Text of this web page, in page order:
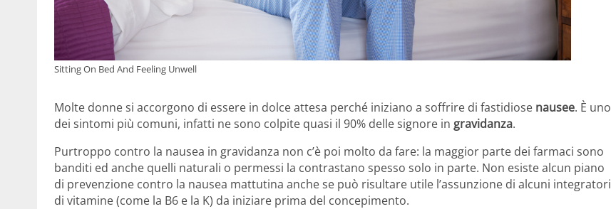
Sitting On Bed And Feeling Unwell
Molte donne si accorgono di essere in dolce attesa perché iniziano a soffrire di fastidiose nausee. È uno
dei sintomi più comuni, infatti ne sono colpite quasi il 90% delle signore in gravidanza.
Purtroppo contro la nausea in gravidanza non c’è poi molto da fare: la maggior parte dei farmaci sono
banditi ed anche quelli naturali o permessi la contrastano spesso solo in parte. Non esiste alcun piano
di prevenzione contro la nausea mattutina anche se può risultare utile l’assunzione di alcuni integratori
di vitamine (come la B6 e la K) da iniziare prima del concepimento.